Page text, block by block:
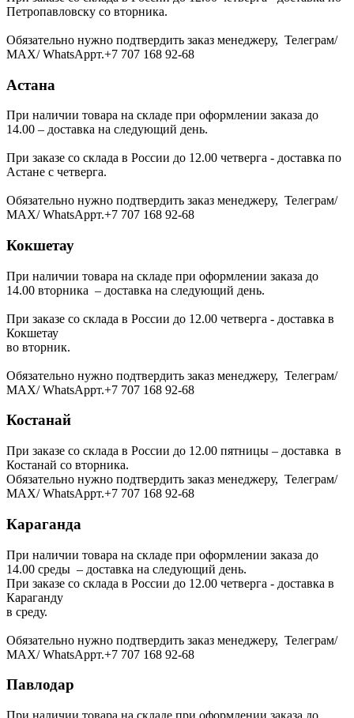
Петропавловску со вторника.
Обязательно нужно подтвердить заказ менеджеру, Телеграм/
МАХ/ WhatsAppт.+7 707 168 92-68
Астана
При наличии товара на складе при оформлении заказа до
14.00 – доставка на следующий день.
При заказе со склада в России до 12.00 четверга - доставка по
Астане с четверга.
Обязательно нужно подтвердить заказ менеджеру, Телеграм/
МАХ/ WhatsAppт.+7 707 168 92-68
Кокшетау
При наличии товара на складе при оформлении заказа до
14.00 вторника – доставка на следующий день.
При заказе со склада в России до 12.00 четверга - доставка в
Кокшетау
во вторник.
Обязательно нужно подтвердить заказ менеджеру, Телеграм/
МАХ/ WhatsAppт.+7 707 168 92-68
Костанай
При заказе со склада в России до 12.00 пятницы – доставка в
Костанай со вторника.
Обязательно нужно подтвердить заказ менеджеру, Телеграм/
МАХ/ WhatsAppт.+7 707 168 92-68
Караганда
При наличии товара на складе при оформлении заказа до
14.00 среды – доставка на следующий день.
При заказе со склада в России до 12.00 четверга - доставка в
Караганду
в среду.
Обязательно нужно подтвердить заказ менеджеру, Телеграм/
МАХ/ WhatsAppт.+7 707 168 92-68
Павлодар
При наличии товара на складе при оформлении заказа до